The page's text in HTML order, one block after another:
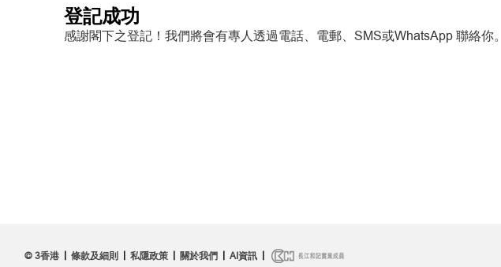
登記成功
感謝閣下之登記！我們將會有專人透過電話、電郵、SMS或WhatsApp 聯絡你。
© 3香港 |條款及細則 |私隱政策 關於我們 |AI資訊